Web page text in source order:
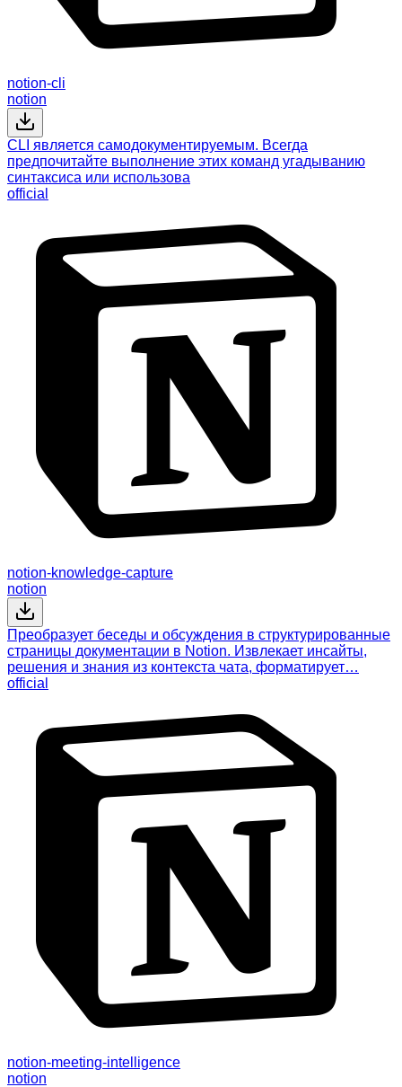
notion-cli
notion
CLI является самодокументируемым. Всегда
предпочитайте выполнение этих команд угадыванию
синтаксиса или использова
official
notion-knowledge-capture
notion
Преобразует беседы и обсуждения в структурированные
страницы документации в Notion. Извлекает инсайты,
решения и знания из контекста чата, форматирует…
official
notion-meeting-intelligence
notion